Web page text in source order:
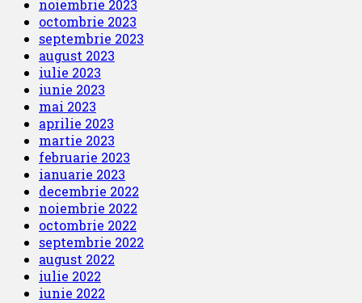
noiembrie 2023
octombrie 2023
septembrie 2023
august 2023
iulie 2023
iunie 2023
mai 2023
aprilie 2023
martie 2023
februarie 2023
ianuarie 2023
decembrie 2022
noiembrie 2022
octombrie 2022
septembrie 2022
august 2022
iulie 2022
iunie 2022